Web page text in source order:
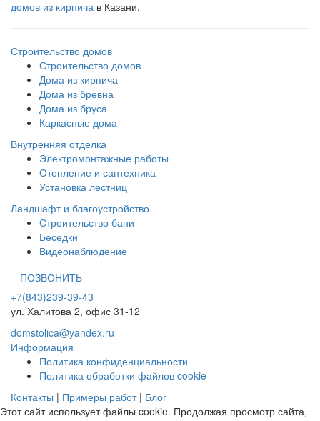
домов из кирпича в Казани.
Строительство домов
Строительство домов
Дома из кирпича
Дома из бревна
Дома из бруса
Каркасные дома
Внутренняя отделка
Электромонтажные работы
Отопление и сантехника
Установка лестниц
Ландшафт и благоустройство
Строительство бани
Беседки
Видеонаблюдение
ПОЗВОНИТЬ
+7(843)239-39-43
ул. Халитова 2, офис 31-12
domstolica@yandex.ru
Информация
Политика конфиденциальности
Политика обработки файлов cookie
Контакты | Примеры работ| Блог
Этот сайт использует файлы cookie. Продолжая просмотр сайта,